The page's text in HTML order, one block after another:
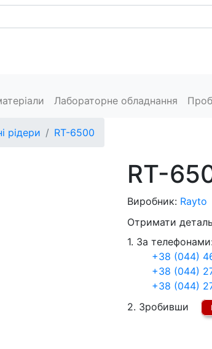
Лабораторне обладнання
рідери RT-6500
RT-
Виробник: Rayto
Отримати
1. За
+38 (044)
+38 (044)
+38 (044)
2. Зробивши